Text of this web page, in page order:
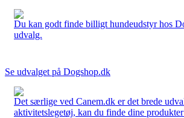
Du kan godt finde billigt hundeudstyr hos
udvalg.
Se udvalget på Dogshop.dk
Det særlige ved Canem.dk er det brede
aktivitetslegetøj, kan du finde dine